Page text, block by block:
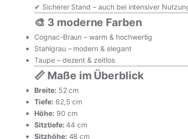
✔ Sicherer Stand – auch bei intensiver
🎨 3 moderne Farben
Cognac-Braun – warm & hochwertig
Stahlgrau – modern & elegant
Taupe – dezent & zeitlos
📏 Maße im Überblick
Breite: 52 cm
Tiefe: 62,5 cm
Höhe: 90 cm
Sitztiefe: 44 cm
Sitzhöhe: 48 cm
inkl. MwSt. · zzgl. Versand